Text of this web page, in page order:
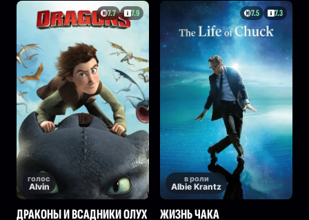
7.7 7.9
голос
Alvin
ДРАКОНЫ И ВСАДНИКИ ОЛУХ
7.5 7.3
в роли
Albie Krantz
ЖИЗНЬ ЧАКА